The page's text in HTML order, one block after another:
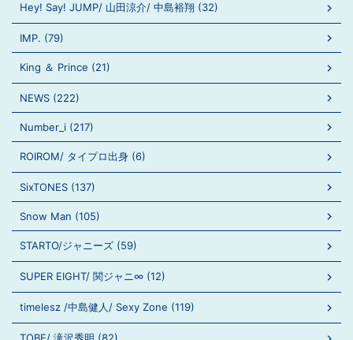
Hey! Say! JUMP/ 山田涼介/ 中島裕翔 (32)
IMP. (79)
King ＆ Prince (21)
NEWS (222)
Number_i (217)
ROIROM/ タイプロ出身 (6)
SixTONES (137)
Snow Man (105)
STARTO/ジャニーズ (59)
SUPER EIGHT/ 関ジャニ∞ (12)
timelesz /中島健人/ Sexy Zone (119)